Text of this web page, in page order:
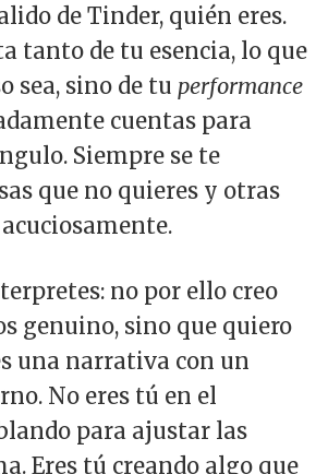
de Tinder, quién eres.
tanto de tu esencia, lo que
sea, sino de tu performance
cuentas para
Siempre se te
que no quieres y otras
no por ello creo
genuino, sino que quiero
una narrativa con un
No eres tú en el
para ajustar las
Eres tú creando algo que